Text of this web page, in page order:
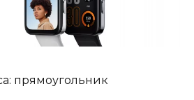
прямоугольник